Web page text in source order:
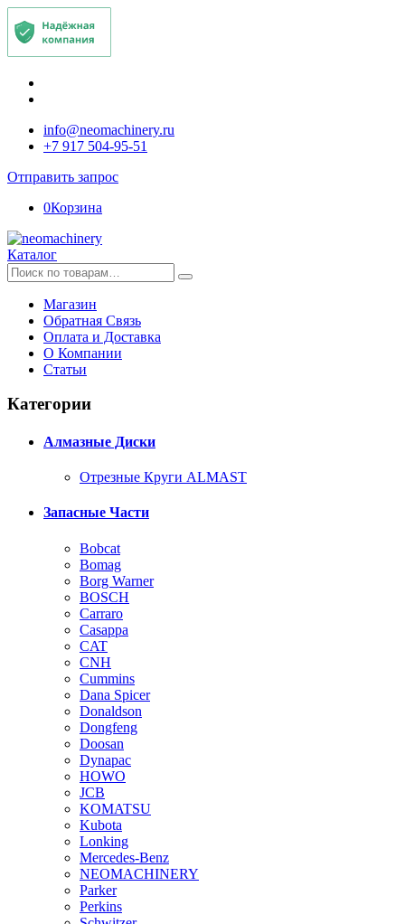
info@neomachinery.ru
+7 917 504-95-51
Отправить запрос
0Корзина
Каталог
Искать:
Магазин
Обратная Связь
Оплата и Доставка
О Компании
Статьи
Категории
Алмазные Диски
Отрезные Круги ALMAST
Запасные Части
Bobcat
Bomag
Borg Warner
BOSCH
Carraro
Casappa
CAT
CNH
Cummins
Dana Spicer
Donaldson
Dongfeng
Doosan
Dynapac
HOWO
JCB
KOMATSU
Kubota
Lonking
Mercedes-Benz
NEOMACHINERY
Parker
Perkins